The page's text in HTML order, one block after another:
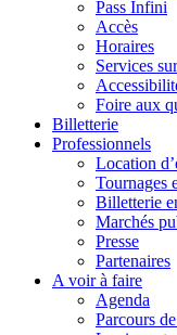
Pass Infini
Accès
Horaires
Services
Foire aux
Billetterie
Professionnels
Location
Tournages
Billetterie
Marchés
Presse
Partenaires
A voir à faire
Agenda
Parcours